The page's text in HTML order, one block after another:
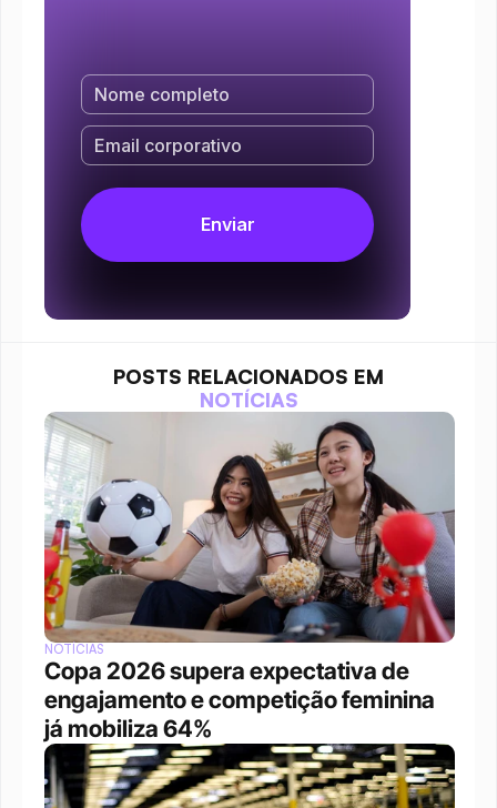
POSTS RELACIONADOS EM
NOTÍCIAS
NOTÍCIAS
Copa 2026 supera expectativa de
engajamento e competição feminina
já mobiliza 64%